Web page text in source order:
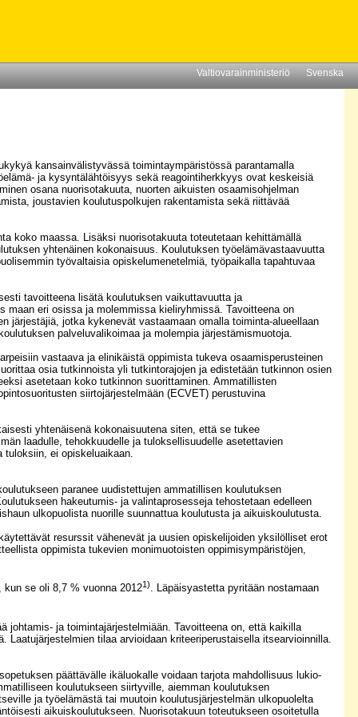
Valtiovarainministeriö Svenska
kansainvälistyvässä toimintaympäristössä parantamalla
ja kysyntälähtöisyys sekä reagointiherkkyys ovat keskeisiä
osana nuorisotakuuta, nuorten aikuisten osaamisohjelman
joustavien koulutuspolkujen rakentamista sekä riittävää
koko maassa. Lisäksi nuorisotakuuta toteutetaan kehittämällä
yhtenäinen kokonaisuus. Koulutuksen työelämävastaavuutta
työvaltaisia opiskelumenetelmiä, työpaikalla tapahtuvaa
tavoitteena lisätä koulutuksen vaikuttavuutta ja
eri osissa ja molemmissa kieliryhmissä. Tavoitteena on
järjestäjiä, jotka kykenevät vastaamaan omalla toiminta-alueellaan
palveluvalikoimaa ja molempia järjestämismuotoja.
vastaava ja elinikäistä oppimista tukeva osaamisperusteinen
osia tutkinnoista yli tutkintorajojen ja edistetään tutkinnon osien
asetetaan koko tutkinnon suorittaminen. Ammatillisten
siirtojärjestelmään (ECVET) perustuvina
yhtenäisenä kokonaisuutena siten, että se tukee
laadulle, tehokkuudelle ja tuloksellisuudelle asetettavien
tuloksiin, ei opiskeluaikaan.
paranee uudistettujen ammatillisen koulutuksen
hakeutumis- ja valintaprosesseja tehostetaan edelleen
ulkopuolista nuorille suunnattua koulutusta ja aikuiskoulutusta.
resurssit vähenevät ja uusien opiskelijoiden yksilölliset erot
oppimista tukevien monimuotoisten oppimisympäristöjen,
se oli 8,7 % vuonna 20121). Läpäisyastetta pyritään nostamaan
johtamis- ja toimintajärjestelmiään. Tavoitteena on, että kaikilla
tilaa arvioidaan kriteeriperustaisella itsearvioinnilla.
päättävälle ikäluokalle voidaan tarjota mahdollisuus lukio-
koulutukseen siirtyville, aiemman koulutuksen
ja työelämästä tai muutoin koulutusjärjestelmän ulkopuolelta
aikuiskoulutukseen. Nuorisotakuun toteutukseen osoitetulla